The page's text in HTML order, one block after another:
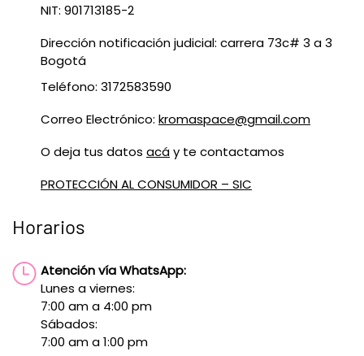
NIT: 901713185-2
Dirección notificación judicial: carrera 73c# 3 a 3
Bogotá
Teléfono: 3172583590
Correo Electrónico: kromaspace@gmail.com
O deja tus datos acáy te contactamos
PROTECCIÓN AL CONSUMIDOR – SIC
Horarios
Atención vía WhatsApp:
Lunes a viernes:
7:00 am a 4:00 pm
Sábados:
7:00 am a 1:00 pm